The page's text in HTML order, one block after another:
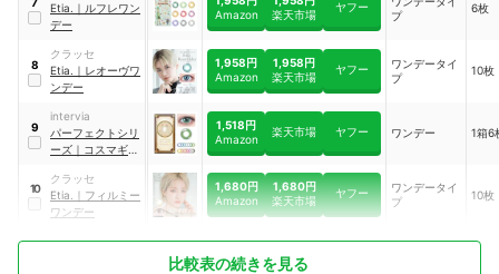
Etia. ｜ ルフレワン
デー
Amazon
楽天市場
ヤフー
プ
6枚
8
クラッセ
Etia. ｜ レオーヴワ
ンデー
1,958円
Amazon
1,958円
楽天市場
ヤフー
ワンデータイ
プ
10枚
9
intervia
パーフェクトシリ
ーズ ｜ コスマギア
1,518円
Amazon
楽天市場 ヤフー ワンデー 1箱6
10
クラッセ
Etia.
フィルミー
ワンデー
1,680円
Amazon
1,680円
楽天市場
ヤフー
ワンデータイ
プ
10枚
比較表の続きを見る